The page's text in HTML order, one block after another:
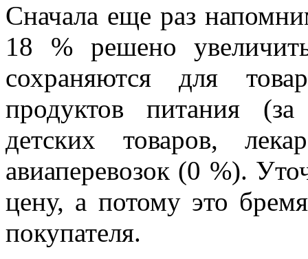
Сначала еще раз
18 % решено
сохраняются для
продуктов питания
детских товаров,
авиаперевозок (0 %).
цену, а потому это
покупателя.